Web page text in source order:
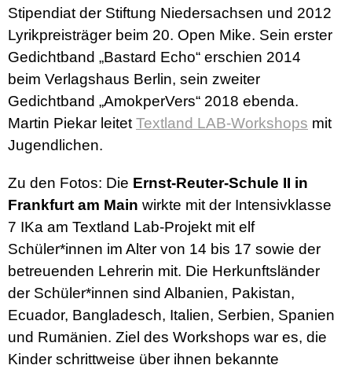
Stipendiat der Stiftung Niedersachsen und 2012
Lyrikpreisträger beim 20. Open Mike. Sein erster
Gedichtband „Bastard Echo“ erschien 2014
beim Verlagshaus Berlin, sein zweiter
Gedichtband „AmokperVers“ 2018 ebenda.
Martin Piekar leitet Textland LAB-Workshops mit
Jugendlichen.
Zu den Fotos: Die Ernst-Reuter-Schule II in
Frankfurt am Main wirkte mit der Intensivklasse
7 IKa am Textland Lab-Projekt mit elf
Schüler*innen im Alter von 14 bis 17 sowie der
betreuenden Lehrerin mit. Die Herkunftsländer
der Schüler*innen sind Albanien, Pakistan,
Ecuador, Bangladesch, Italien, Serbien, Spanien
und Rumänien. Ziel des Workshops war es, die
Kinder schrittweise über ihnen bekannte